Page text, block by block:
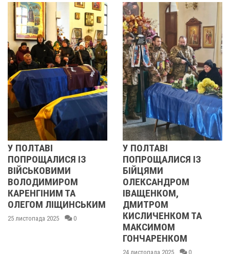
У ПОЛТАВІ
ПОПРОЩАЛИСЯ ІЗ
БІЙЦЯМИ
ОЛЕКСАНДРОМ
ІВАЩЕНКОМ,
ДМИТРОМ
КИСЛИЧЕНКОМ ТА
РЕВОЛЮЦІЯ
2013 ОЧИМА
УЧАСНИЦІ
21 листопада 2025